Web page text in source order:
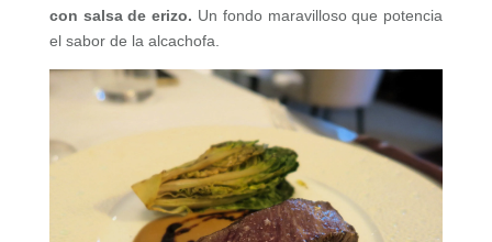
con salsa de erizo. Un fondo maravilloso que potencia
el sabor de la alcachofa.